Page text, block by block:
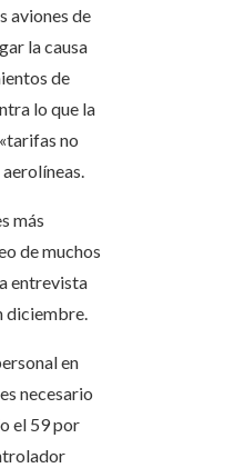
aviones de
la causa
de
lo que la
no
más
de muchos
entrevista
diciembre.
en
necesario
el 59 por